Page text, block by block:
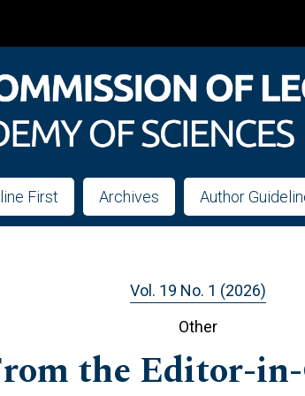
First Archives Author
Vol. 19 No. 1 (2026)
Other
the Editor-